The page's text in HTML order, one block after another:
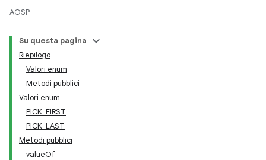
AOSP
Su questa pagina
Riepilogo
Valori enum
Metodi pubblici
Valori enum
PICK_FIRST
PICK_LAST
Metodi pubblici
valueOf